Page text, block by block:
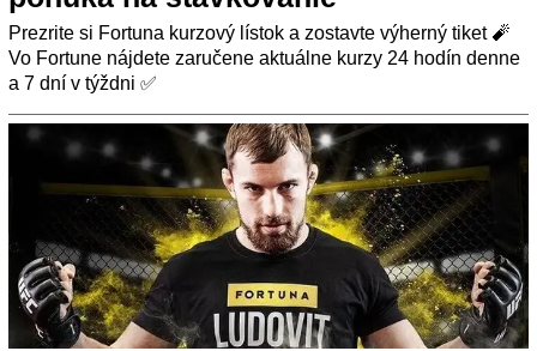
Prezrite si Fortuna kurzový lístok a zostavte výherný tiket 🧨
Vo Fortune nájdete zaručene aktuálne kurzy 24 hodín denne
a 7 dní v týždni ✅